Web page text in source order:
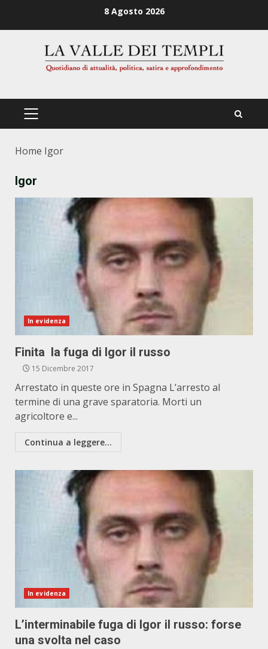
8 Agosto 2026
PRIMÄRES
Home Igor
Igor
In evidenza
Finita la fuga di Igor il russo
15 Dicembre 2017
Arrestato in queste ore in Spagna L’arresto al
termine di una grave sparatoria. Morti un
agricoltore e...
Continua a leggere...
In evidenza
L’interminabile fuga di Igor il russo: forse
una svolta nel caso